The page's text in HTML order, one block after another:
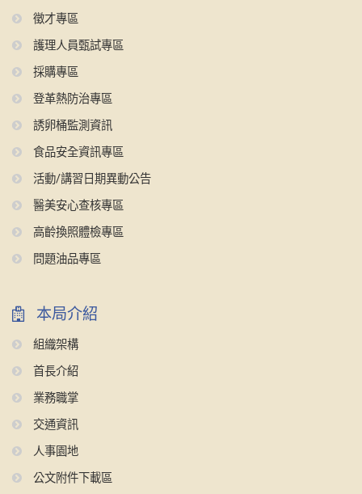
徵才專區
護理人員甄試專區
採購專區
登革熱防治專區
誘卵桶監測資訊
食品安全資訊專區
活動/講習日期異動公告
醫美安心查核專區
高齡換照體檢專區
問題油品專區
本局介紹
組織架構
首長介紹
業務職掌
交通資訊
人事園地
公文附件下載區